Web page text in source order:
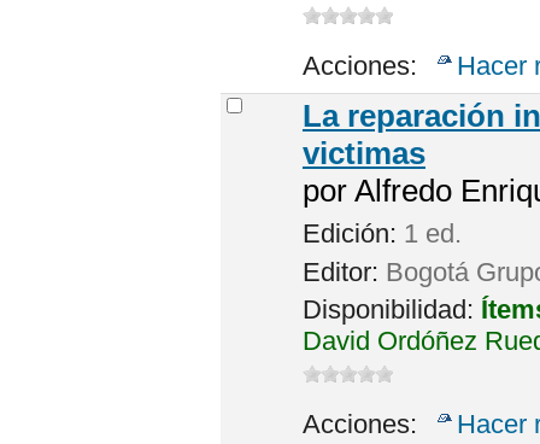
Acciones: Hacer
La reparación
victimas
por Alfredo
Edición: 1 ed.
Editor: Bogotá
Disponibilidad:
David Ordóñez
Acciones: Hacer